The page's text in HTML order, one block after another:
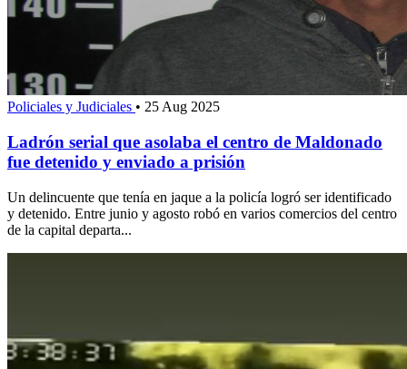
Policiales y Judiciales • 25 Aug 2025
Ladrón serial que asolaba el centro de Maldonado
fue detenido y enviado a prisión
Un delincuente que tenía en jaque a la policía logró ser identificado
y detenido. Entre junio y agosto robó en varios comercios del centro
de la capital departa...